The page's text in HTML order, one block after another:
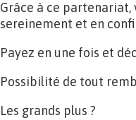
Grâce à ce
sereinement et en
Payez en une fois et
Possibilité de tout
Les grands plus ?